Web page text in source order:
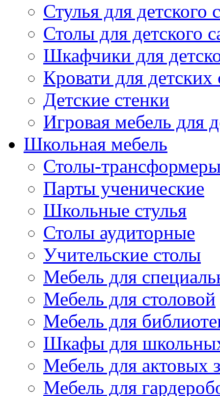
Стулья для детского
Столы для детского
Шкафчики для
Кровати для детских
Детские стенки
Игровая мебель для
Школьная мебель
Столы-
Парты ученические
Школьные стулья
Столы аудиторные
Учительские столы
Мебель для
Мебель для столовой
Мебель для
Шкафы для
Мебель для актовых
Мебель для